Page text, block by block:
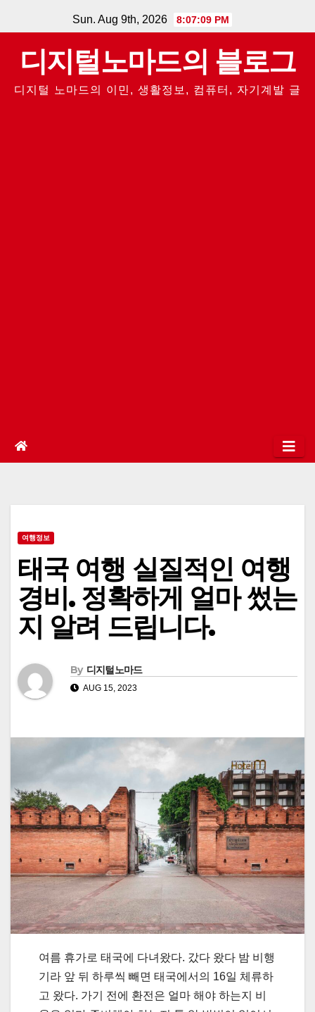
to
content
Sun. Aug 9th, 2026 8:07:10 PM
디지털노마드의 블로그
디지털 노마드의 이민, 생활정보, 컴퓨터, 자기계발 글
여행정보
태국 여행 실질적인 여행
경비. 정확하게 얼마 썼는
지 알려 드립니다.
By 디지털노마드
AUG 15, 2023
여름 휴가로 태국에 다녀왔다. 갔다 왔다 밤 비행
기라 앞 뒤 하루씩 빼면 태국에서의 16일 체류하
고 왔다. 가기 전에 환전은 얼마 해야 하는지 비